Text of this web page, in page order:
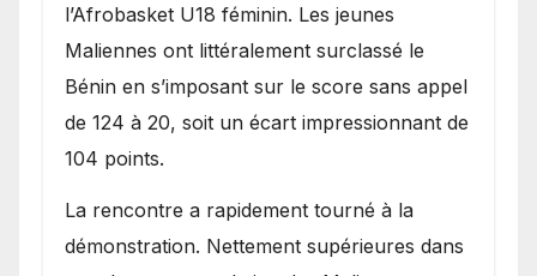
l’Afrobasket U18 féminin. Les jeunes
Maliennes ont littéralement surclassé le
Bénin en s’imposant sur le score sans appel
de 124 à 20, soit un écart impressionnant de
104 points.
La rencontre a rapidement tourné à la
démonstration. Nettement supérieures dans